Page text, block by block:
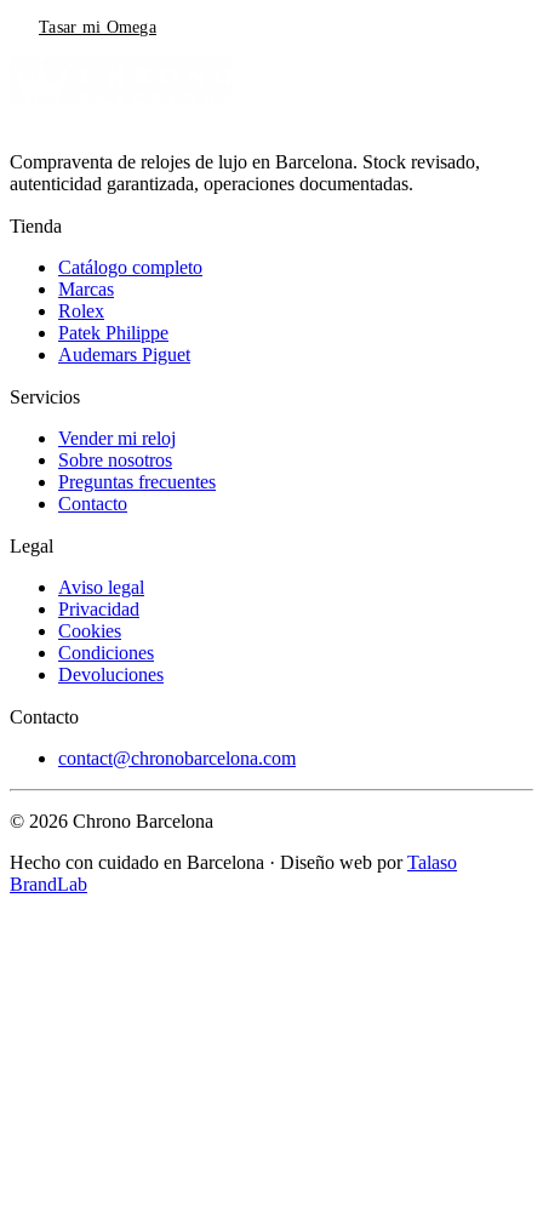
Tasar mi Omega
Compraventa de relojes de lujo en Barcelona. Stock revisado,
autenticidad garantizada, operaciones documentadas.
Tienda
Catálogo completo
Marcas
Rolex
Patek Philippe
Audemars Piguet
Servicios
Vender mi reloj
Sobre nosotros
Preguntas frecuentes
Contacto
Legal
Aviso legal
Privacidad
Cookies
Condiciones
Devoluciones
Contacto
contact@chronobarcelona.com
© 2026 Chrono Barcelona
Hecho con cuidado en Barcelona · Diseño web porTalaso
BrandLab